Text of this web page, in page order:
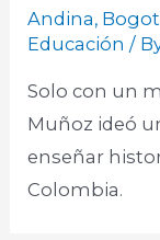
Andina,
Educación /
Solo con un
Muñoz ideó
enseñar
Colombia.​